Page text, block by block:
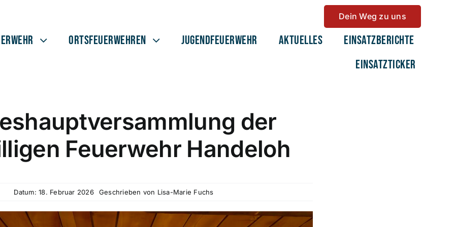
Dein Weg zu uns
Ortsfeuerwehren Jugendfeuerwehr Aktuelles
Einsatzberichte
Einsatzticker
der
Feuerwehr Handeloh
Datum: 18. Februar 2026 Geschrieben von Lisa-Marie Fuchs